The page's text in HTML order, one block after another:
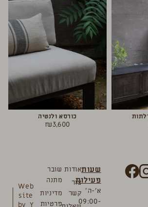
כורסא ולנטיה
₪3,600
שעות
פעילות
א’-ה’
09:00-
אודות
צור
קשר
שובר
מתנה
מדיניות
פרטיות
Web
site
by_Y